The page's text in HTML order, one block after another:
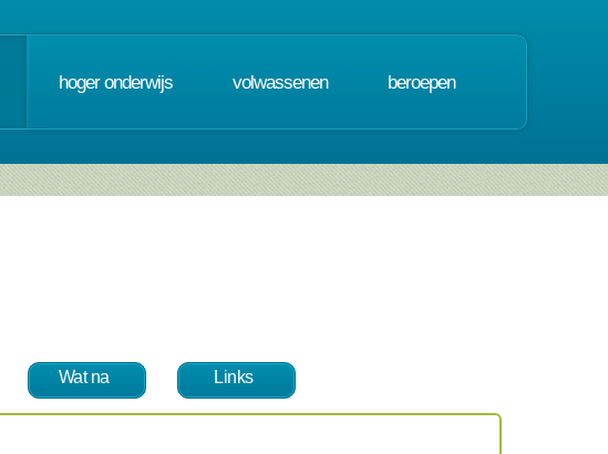
hoger onderwijs volwassenen beroepen
Wat na Links